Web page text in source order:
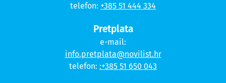
telefon: +385 51 444 334
Pretplata
e-mail:
info.pretplata@novilist.hr
telefon: :+385 51 650 043